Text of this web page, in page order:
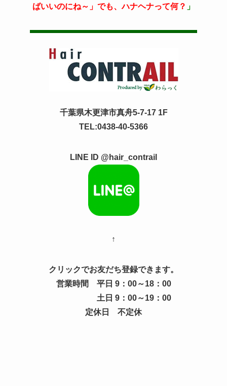
ばいいのにね～」でも、ハナヘナって何？ 」
千葉県木更津市真舟5-7-17 1F
TEL:0438-40-5366
LINE ID @hair_contrail
↑
クリックでお友だち登録できます。
営業時間 平日 9：00～18：00
土日 9：00～19：00
定休日 不定休